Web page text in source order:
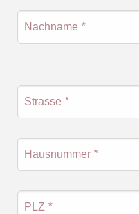
Nachname *
Strasse *
Hausnummer *
PLZ *